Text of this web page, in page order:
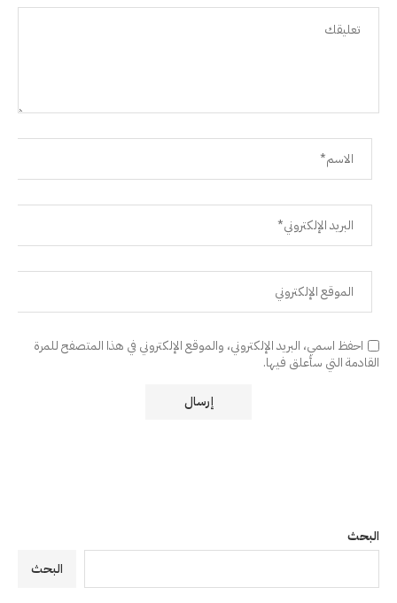
احفظ اسمي، البريد الإلكتروني، والموقع الإلكتروني في هذا المتصفح للمرة
القادمة التي سأعلق فيها.
البحث
البحث